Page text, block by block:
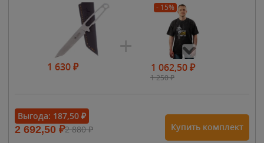
1 630₽
- 15%
1 062,50₽
1 250₽
Выгода: 187,50 ₽
2 692,50 ₽2 880₽ Купить комплект